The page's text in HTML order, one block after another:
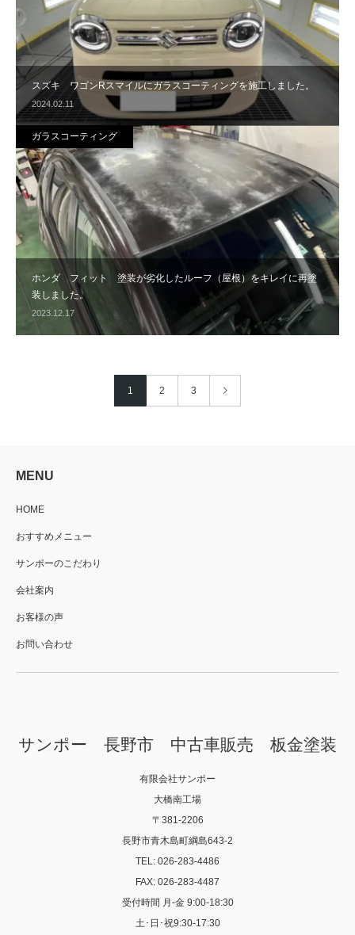
スズキ ワゴンRスマイルにガラスコーティングを施工しました。
2024.02.11
ホンダ フィット 塗装が劣化したルーフ（屋根）をキレイに再塗
装しました。
2023.12.17
ガラスコーティング
1 2 3
MENU
HOME
おすすめメニュー
サンポーのこだわり
会社案内
お客様の声
お問い合わせ
サンポー 長野市 中古車販売 板金塗装
有限会社サンポー
大橋南工場
〒381-2206
長野市青木島町綱島643-2
TEL: 026-283-4486
FAX: 026-283-4487
受付時間 月-金 9:00-18:30
土･日･祝9:30-17:30